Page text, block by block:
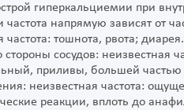
гиперкальциемии при
частота напрямую зависят от
частота: тошнота, рвота;
сосудов: неизвестная
приливы, большей
неизвестная частота:
реакции, вплоть до